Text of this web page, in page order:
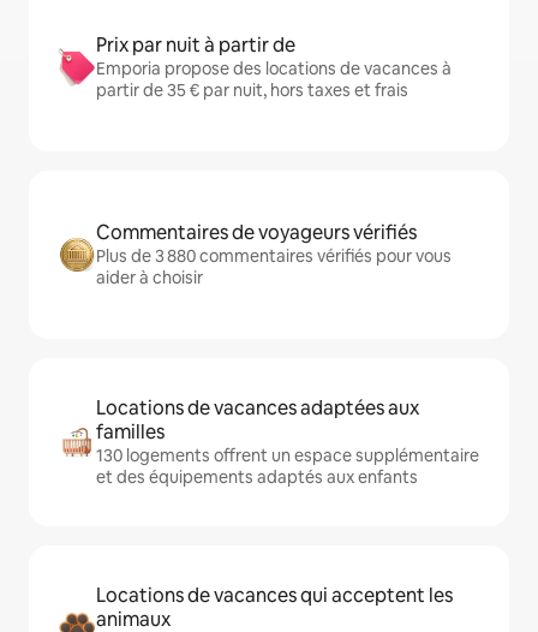
Prix par nuit à partir de
Emporia propose des locations de vacances à
partir de 35 € par nuit, hors taxes et frais
Commentaires de voyageurs vérifiés
Plus de 3 880 commentaires vérifiés pour vous
aider à choisir
Locations de vacances adaptées aux
familles
130 logements offrent un espace supplémentaire
et des équipements adaptés aux enfants
Locations de vacances qui acceptent les
animaux